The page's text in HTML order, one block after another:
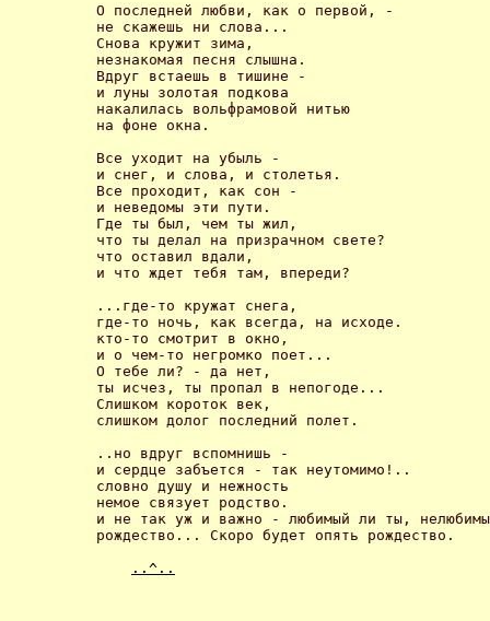
О последней любви, как о первой, -
не скажешь ни слова...
Снова кружит зима,
незнакомая песня слышна.
Вдруг встаешь в тишине -
и луны золотая подкова
накалилась вольфрамовой нитью
на фоне окна.
Все уходит на убыль -
и снег, и слова, и столетья.
Все проходит, как сон -
и неведомы эти пути.
Где ты был, чем ты жил,
что ты делал на призрачном свете?
что оставил вдали,
и что ждет тебя там, впереди?
...где-то кружат снега,
где-то ночь, как всегда, на исходе.
кто-то смотрит в окно,
и о чем-то негромко поет...
О тебе ли? - да нет,
ты исчез, ты пропал в непогоде...
Слишком короток век,
слишком долог последний полет.
..но вдруг вспомнишь -
и сердце забъется - так неутомимо!..
словно душу и нежность
немое связует родство.
и не так уж и важно - любимый ли ты,
рождество... Скоро будет опять рождество.
..^..